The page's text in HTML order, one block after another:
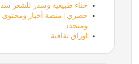
حناء طبيعية وسدر للشعر
حصري | منصة أخبار
ومتجدد
اوراق ثقافية